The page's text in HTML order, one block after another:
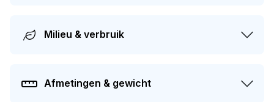
Milieu & verbruik
Afmetingen & gewicht